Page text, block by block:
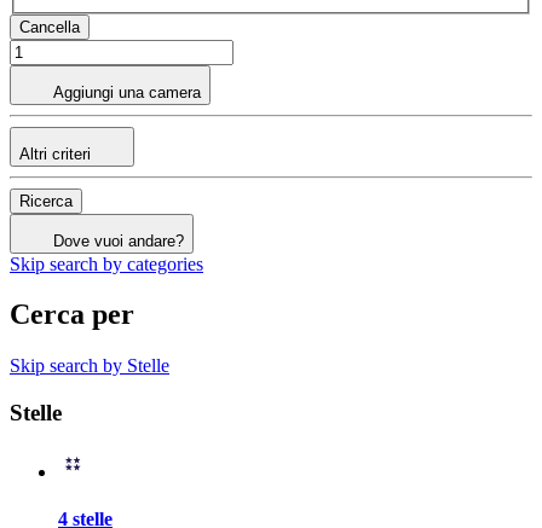
Cancella
Aggiungi una camera
Altri criteri
Ricerca
Dove vuoi andare?
Skip search by categories
Cerca per
Skip search by Stelle
Stelle
4 stelle